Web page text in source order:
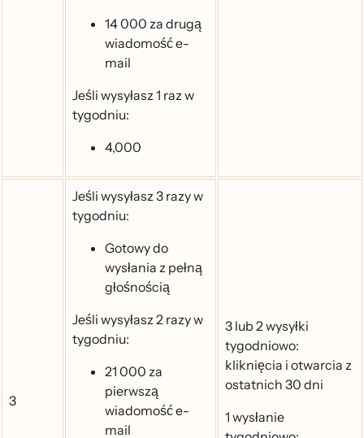
14 000 za drugą
wiadomość e-
mail
Jeśli wysyłasz 1 raz w
tygodniu:
4,000
3
Jeśli wysyłasz 3 razy w
tygodniu:
Gotowy do
wysłania z pełną
głośnością
Jeśli wysyłasz 2 razy w
tygodniu:
21 000 za
pierwszą
wiadomość e-
mail
3 lub 2 wysyłki
tygodniowo:
kliknięcia i otwarcia z
ostatnich 30 dni
1 wysłanie